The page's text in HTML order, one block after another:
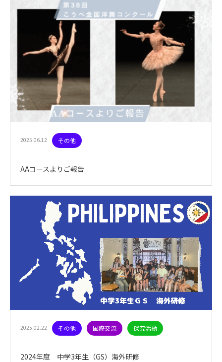
2025.06.12 その他
AAコースよりご報告
2025.02.22 その他 国際交流 探究活動
2024年度 中学3年生（GS）海外研修